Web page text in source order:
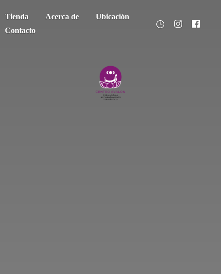
Tienda Acerca de
Ubicación
Contacto